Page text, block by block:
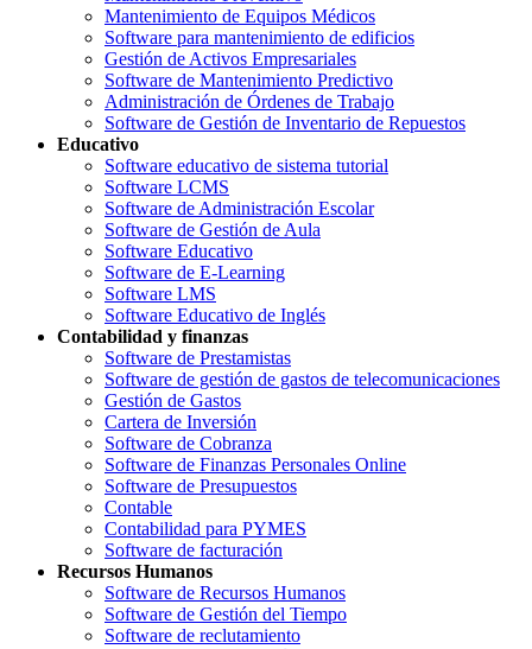
Mantenimiento de Equipos Médicos
Software para mantenimiento de edificios
Gestión de Activos Empresariales
Software de Mantenimiento Predictivo
Administración de Órdenes de Trabajo
Software de Gestión de Inventario de Repuestos
Educativo
Software educativo de sistema tutorial
Software LCMS
Software de Administración Escolar
Software de Gestión de Aula
Software Educativo
Software de E-Learning
Software LMS
Software Educativo de Inglés
Contabilidad y finanzas
Software de Prestamistas
Software de gestión de gastos de telecomunicaciones
Gestión de Gastos
Cartera de Inversión
Software de Cobranza
Software de Finanzas Personales Online
Software de Presupuestos
Contable
Contabilidad para PYMES
Software de facturación
Recursos Humanos
Software de Recursos Humanos
Software de Gestión del Tiempo
Software de reclutamiento